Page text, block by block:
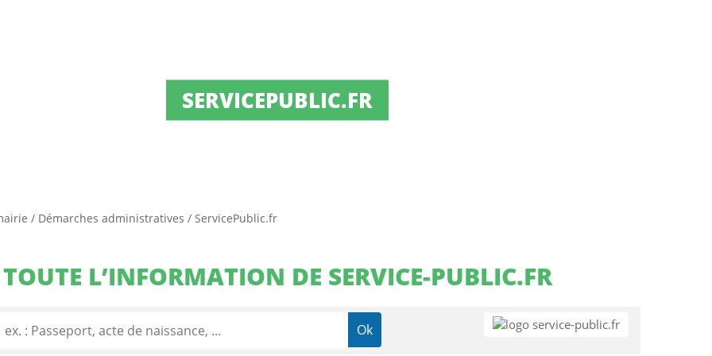
SERVICEPUBLIC.FR
/ Démarches administratives / ServicePublic.fr
TOUTE L’INFORMATION DE SERVICE-PUBLIC.FR